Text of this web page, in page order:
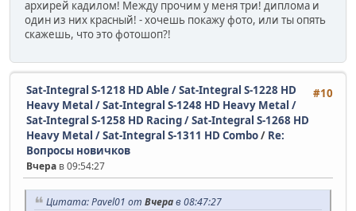
архирей кадилом! Между прочим у меня три! диплома и
один из них красный! - хочешь покажу фото, или ты опять
скажешь, что это фотошоп?!
#10
Sat-Integral S-1218 HD Able / Sat-Integral S-1228 HD
Heavy Metal / Sat-Integral S-1248 HD Heavy Metal /
Sat-Integral S-1258 HD Racing / Sat-Integral S-1268 HD
Heavy Metal / Sat-Integral S-1311 HD Combo/ Re:
Вопросы новичков
Вчера в 09:54:27
Цитата: Pavel01 от Вчерав 08:47:27